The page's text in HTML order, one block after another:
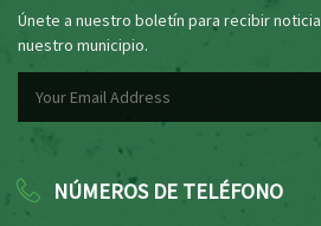
Únete a nuestro boletín para recibir
nuestro municipio.
NÚMEROS DE TELÉFONO